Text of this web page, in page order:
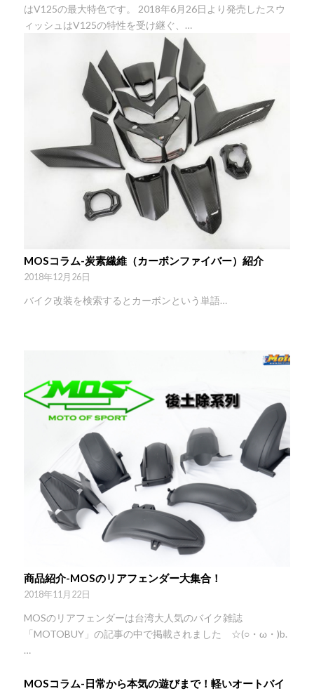
はV125の最大特色です。 2018年6月26日より発売したスウ
ィッシュはV125の特性を受け継ぐ、…
MOSコラム-炭素繊維（カーボンファイバー）紹介
2018年12月26日
バイク改装を検索するとカーボンという単語…
商品紹介-MOSのリアフェンダー大集合！
2018年11月22日
MOSのリアフェンダーは台湾大人気のバイク雑誌
「MOTOBUY」の記事の中で掲載されました ☆(○・ω・)b.
…
MOSコラム-日常から本気の遊びまで！軽いオートバイ